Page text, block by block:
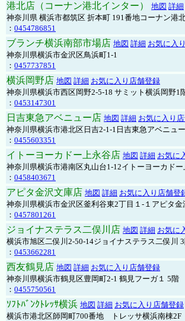
港北店（コーナン港北インター） 地図 詳細
神奈川県 横浜市都筑区 折本町 191番地コーナン港
： 0454786851
ブランチ横浜南部市場店 地図 詳細 お気に入
神奈川県横浜市金沢区鳥浜町1-1
： 0457737851
横浜岡野店 地図 詳細 お気に入り店舗登録
神奈川県横浜市西区岡野2-5-18 サミット横浜岡野1
： 0453147301
日吉東急アベニュー店 地図 詳細 お気に入り
神奈川県横浜市港北区日吉2-1-1日吉東急アベニュ
： 0455603351
イトーヨーカドー上永谷店 地図 詳細 お気に
神奈川県横浜市港南区丸山台1-12イトーヨーカド
： 0458403671
アピタ金沢文庫店 地図 詳細 お気に入り店舗登
神奈川県横浜市金沢区釜利谷東2丁目１-１アピタ金
： 0457801261
ジョイナステラス二俣川店 地図 詳細 お気に
横浜市旭区二俣川2-50-14ジョイナステラス二俣川
： 0453662281
西友鶴見店 地図 詳細 お気に入り店舗登録
神奈川県横浜市鶴見区豊岡町2-1 鶴見フーガ１ 5階
： 0455750561
ｿﾌﾄﾊﾞﾝｸﾄﾚｯｻ横浜 地図 詳細 お気に入り店舗登録
横浜市港北区師岡町700番地 トレッサ横浜南棟2F